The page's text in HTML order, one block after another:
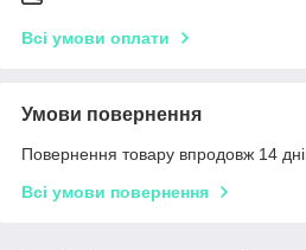
Всі умови оплати
Умови повернення
Повернення товару впродовж 14
Всі умови повернення